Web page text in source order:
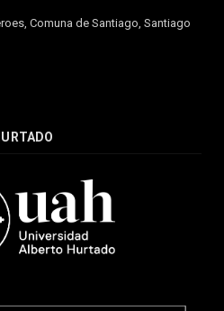
Comuna de Santiago, Santiago